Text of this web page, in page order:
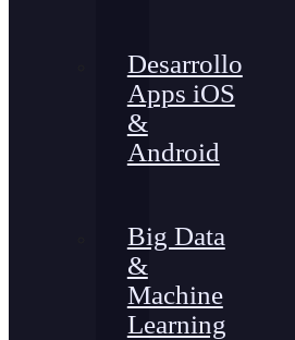
Desarrollo
Apps iOS
&
Android
Big Data
&
Machine
Learning